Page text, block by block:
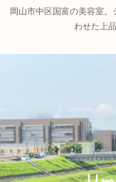
岡山市中区国富の美容室
わせた上